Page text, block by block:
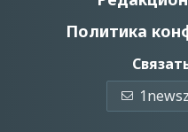
Политика